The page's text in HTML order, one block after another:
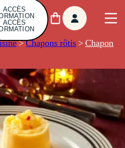
ACCÈS
ACCÈS
> Chapons rôtis > Chapon